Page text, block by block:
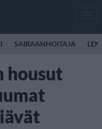
SAIRAANHOITAJA
housut